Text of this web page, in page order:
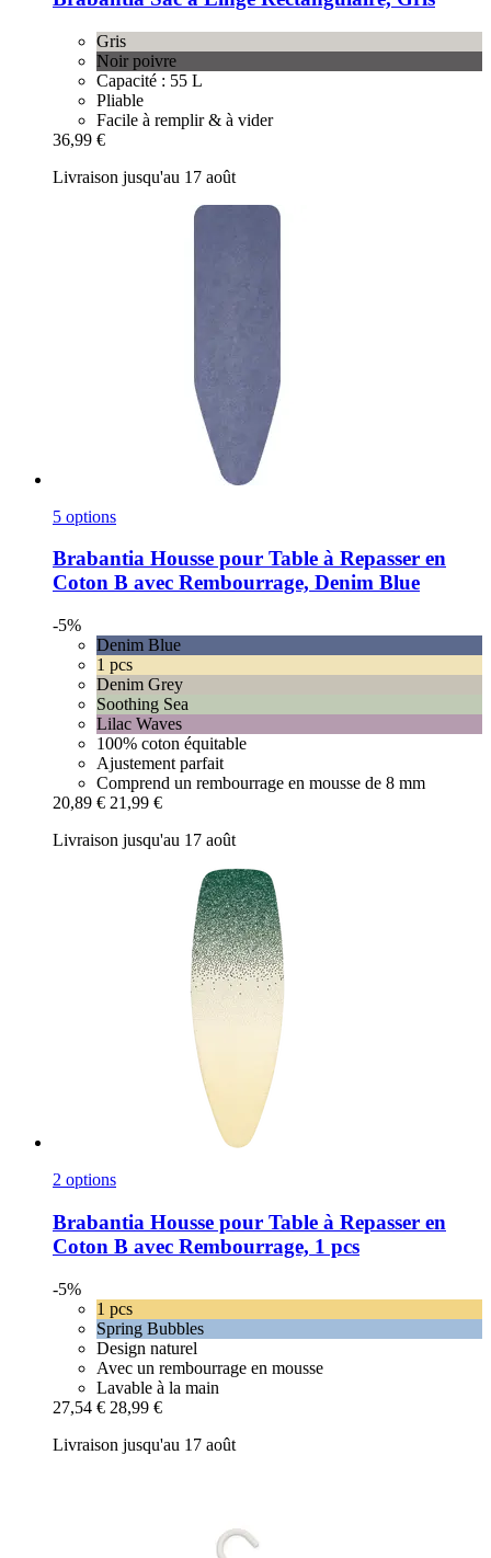
Gris
Noir poivre
Capacité : 55 L
Pliable
Facile à remplir & à vider
36,99 €
Livraison jusqu'au 17 août
5 options
Brabantia Housse pour Table à Repasser en
Coton B avec Rembourrage, Denim Blue
-5%
Denim Blue
1 pcs
Denim Grey
Soothing Sea
Lilac Waves
100% coton équitable
Ajustement parfait
Comprend un rembourrage en mousse de 8 mm
20,89 € 21,99 €
Livraison jusqu'au 17 août
2 options
Brabantia Housse pour Table à Repasser en
Coton B avec Rembourrage, 1 pcs
-5%
1 pcs
Spring Bubbles
Design naturel
Avec un rembourrage en mousse
Lavable à la main
27,54 € 28,99 €
Livraison jusqu'au 17 août